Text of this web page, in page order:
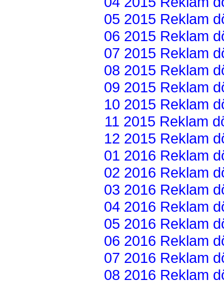
05 2015 Reklam
06 2015 Reklam
07 2015 Reklam
08 2015 Reklam
09 2015 Reklam
10 2015 Reklam
11 2015 Reklam
12 2015 Reklam
01 2016 Reklam
02 2016 Reklam
03 2016 Reklam
04 2016 Reklam
05 2016 Reklam
06 2016 Reklam
07 2016 Reklam
08 2016 Reklam